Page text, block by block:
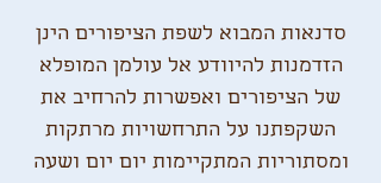
סדנאות המבוא לשפת הציפורים הינן
הזדמנות להיוודע אל עולמן המופלא
של הציפורים ואפשרות להרחיב את
השקפתנו על התרחשויות מרתקות
ומסתוריות המתקיימות יום יום ושעה